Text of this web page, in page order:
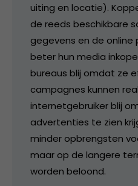
uiting en locatie).
de reeds beschikbare
gegevens en de online
beter hun media
bureaus blij omdat ze
campagnes kunnen
internetgebruiker blij
advertenties te zien
minder opbrengsten
maar op de langere
worden beloond.